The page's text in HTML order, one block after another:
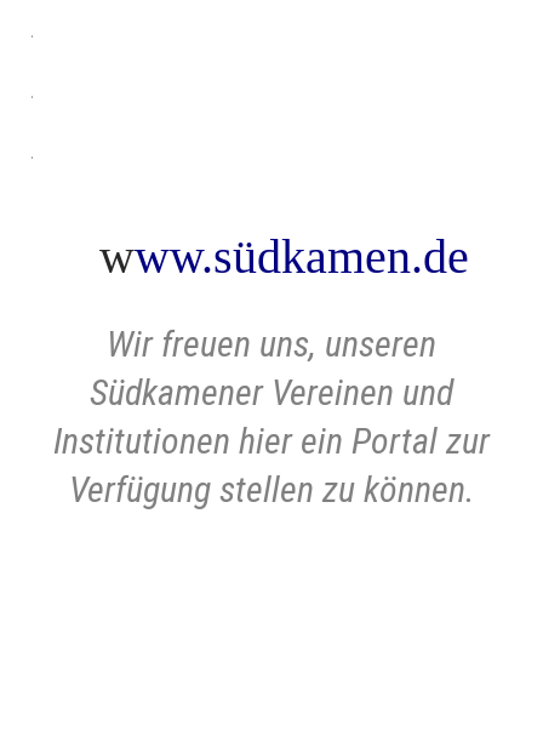
.
.
.
www.südkamen.de
Wir freuen uns, unseren
Südkamener Vereinen und
Institutionen hier ein Portal zur
Verfügung stellen zu können.